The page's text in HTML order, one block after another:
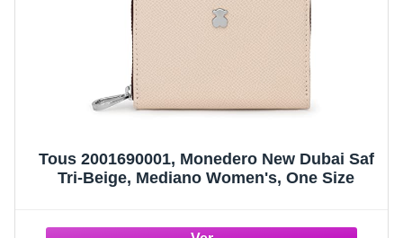
Tous 2001690001, Monedero New Dubai Saf
Tri-Beige, Mediano Women's, One Size